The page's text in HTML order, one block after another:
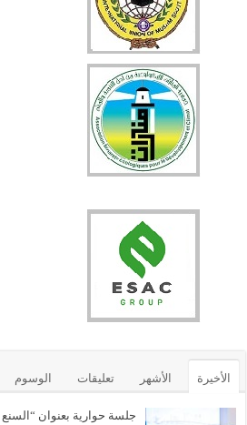
الأخيرة الأشهر تعليقات الوسوم
جلسة حوارية بعنوان